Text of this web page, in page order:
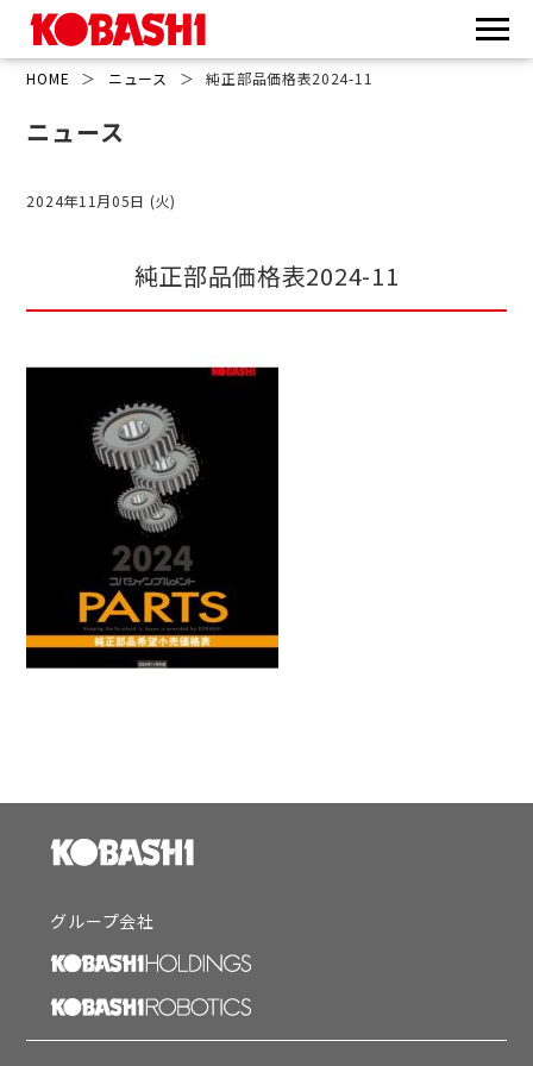
HOME ＞ ニュース ＞ 純正部品価格表2024-11
ニュース
2024年11月05日 (火)
純正部品価格表2024-11
グループ会社